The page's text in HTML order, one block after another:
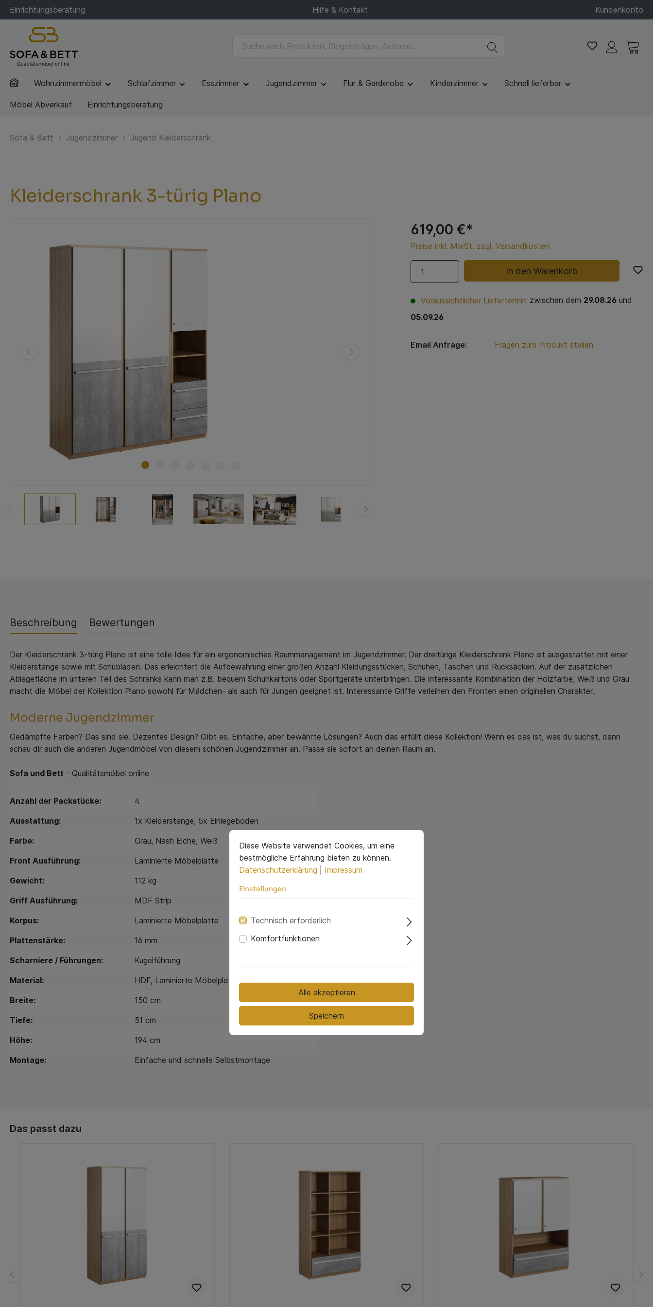
Einrichtungsberatung Hilfe & Kontakt Kundenkonto
Wohnzimmermöbel Schlafzimmer Esszimmer Jugendzimmer Flur & Garderobe Kinderzimmer Schnell lieferbar
Möbel Abverkauf Einrichtungsberatung
Sofa & Bett Jugendzimmer Jugend Kleiderschrank
Kleiderschrank 3-türig Plano
619,00 €*
Preise inkl. MwSt. zzgl. Versandkosten
Voraussichtlicher Liefertermin zwischen dem 29.08.26 und
05.09.26
In den Warenkorb
Email Anfrage: Fragen zum Produkt stellen
Beschreibung Bewertungen
Der Kleiderschrank 3-türig Plano ist eine tolle Idee für ein ergonomisches Raummanagement im Jugendzimmer. Der dreitürige Kleiderschrank Plano ist ausgestattet mit einer
Kleiderstange sowie mit Schubladen. Das erleichtert die Aufbewahrung einer großen Anzahl Kleidungsstücken, Schuhen, Taschen und Rucksäcken. Auf der zusätzlichen
Ablagefläche im unteren Teil des Schranks kann man z.B. bequem Schuhkartons oder Sportgeräte unterbringen. Die interessante Kombination der Holzfarbe, Weiß und Grau
macht die Möbel der Kollektion Plano sowohl für Mädchen- als auch für Jungen geeignet ist. Interessante Griffe verleihen den Fronten einen originellen Charakter.
Moderne Jugendzimmer
Gedämpfte Farben? Das sind sie. Dezentes Design? Gibt es. Einfache, aber bewährte Lösungen? Auch das erfüllt diese Kollektion! Wenn es das ist, was du suchst, dann
schau dir auch die anderen Jugendmöbel von diesem schönen Jugendzimmer an. Passe sie sofort an deinen Raum an.
Sofa und Bett - Qualitätsmöbel online
Anzahl der Packstücke: 4
Ausstattung: 1x Kleiderstange, 5x Einlegeboden
Farbe: Grau, Nash Eiche, Weiß
Front Ausführung: Laminierte Möbelplatte
Gewicht: 112 kg
Griff Ausführung: MDF Strip
Korpus: Laminierte Möbelplatte
Plattenstärke: 16 mm
Scharniere / Führungen: Kugelführung
Material: HDF, Laminierte Möbelplatte
Breite: 150 cm
Tiefe: 51 cm
Höhe: 194 cm
Montage: Einfache und schnelle Selbstmontage
Das passt dazu
Diese Website verwendet Cookies, um eine
bestmögliche Erfahrung bieten zu können.
Datenschutzerklärung
Impressum
Einstellungen
Technisch erforderlich
Komfortfunktionen
Alle akzeptieren
Speichern